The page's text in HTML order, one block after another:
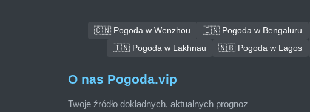
🇨🇳 Pogoda w Wenzhou 🇮🇳 Pogoda w Bengaluru
🇮🇳 Pogoda w Lakhnau
🇳🇬 Pogoda w Lagos
O nas Pogoda.vip
Twoje źródło dokładnych, aktualnych prognoz